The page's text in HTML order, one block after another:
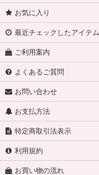
お気に入り
最近チェックしたアイテム
ご利用案内
よくあるご質問
お問い合わせ
お支払方法
特定商取引法表示
利用規約
お買い物の流れ